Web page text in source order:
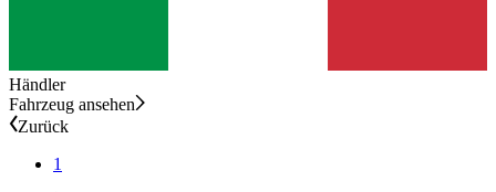
Händler
Fahrzeug ansehen
Zurück
1